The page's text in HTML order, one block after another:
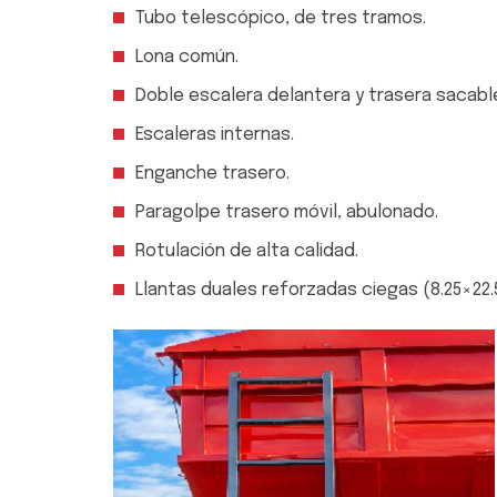
Tubo telescópico, de tres tramos.
Lona común.
Doble escalera delantera y trasera
Escaleras internas.
Enganche trasero.
Paragolpe trasero móvil, abulonado.
Rotulación de alta calidad.
Llantas duales reforzadas ciegas